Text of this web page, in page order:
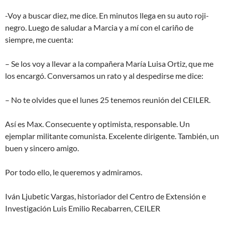
-Voy a buscar diez, me dice. En minutos llega en su auto roji-
negro. Luego de saludar a Marcia y a mí con el cariño de
siempre, me cuenta:
– Se los voy a llevar a la compañera María Luisa Ortiz, que me
los encargó. Conversamos un rato y al despedirse me dice:
– No te olvides que el lunes 25 tenemos reunión del CEILER.
Así es Max. Consecuente y optimista, responsable. Un
ejemplar militante comunista. Excelente dirigente. También, un
buen y sincero amigo.
Por todo ello, le queremos y admiramos.
Iván Ljubetic Vargas, historiador del Centro de Extensión e
Investigación Luis Emilio Recabarren, CEILER